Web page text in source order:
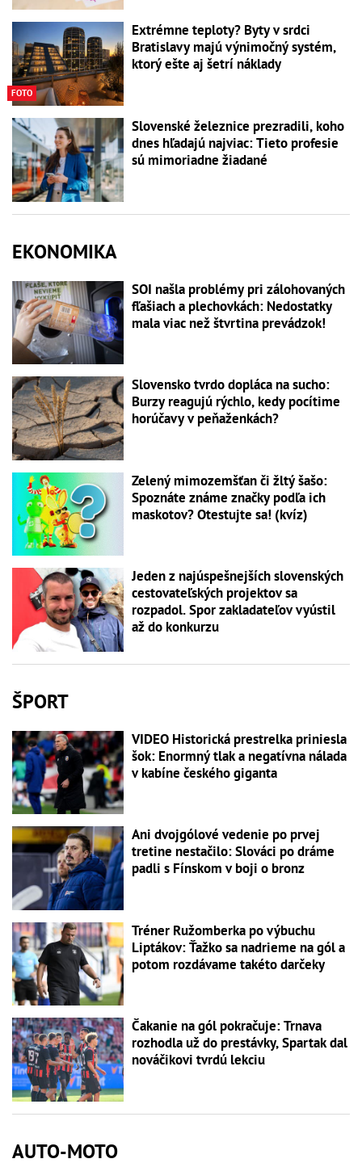
FOTO
Extrémne teploty? Byty v srdci
Bratislavy majú výnimočný systém,
ktorý ešte aj šetrí náklady
Slovenské železnice prezradili, koho
dnes hľadajú najviac: Tieto profesie
sú mimoriadne žiadané
EKONOMIKA
SOI našla problémy pri zálohovaných
fľašiach a plechovkách: Nedostatky
mala viac než štvrtina prevádzok!
Slovensko tvrdo dopláca na sucho:
Burzy reagujú rýchlo, kedy pocítime
horúčavy v peňaženkách?
Zelený mimozemšťan či žltý šašo:
Spoznáte známe značky podľa ich
maskotov? Otestujte sa! (kvíz)
Jeden z najúspešnejších slovenských
cestovateľských projektov sa
rozpadol. Spor zakladateľov vyústil
až do konkurzu
ŠPORT
VIDEO Historická prestrelka priniesla
šok: Enormný tlak a negatívna nálada
v kabíne českého giganta
Ani dvojgólové vedenie po prvej
tretine nestačilo: Slováci po dráme
padli s Fínskom v boji o bronz
Tréner Ružomberka po výbuchu
Liptákov: Ťažko sa nadrieme na gól a
potom rozdávame takéto darčeky
Čakanie na gól pokračuje: Trnava
rozhodla už do prestávky, Spartak dal
nováčikovi tvrdú lekciu
AUTO-MOTO